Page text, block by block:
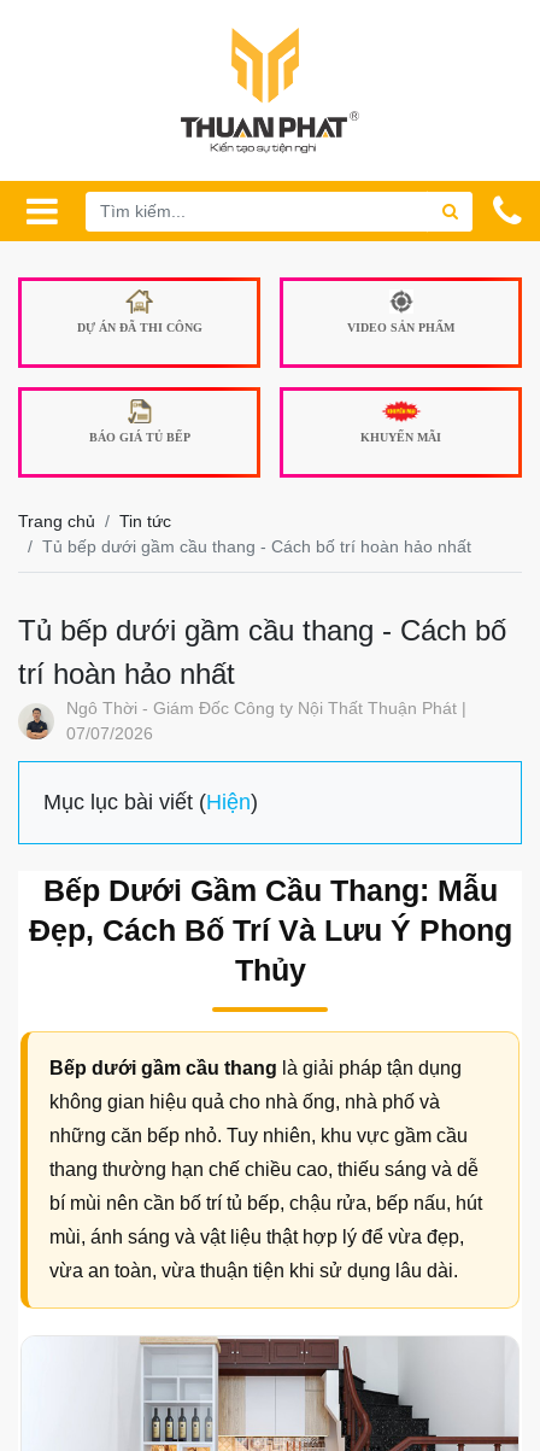
DỰ ÁN ĐÃ THI CÔNG VIDEO SẢN PHẨM
BÁO GIÁ TỦ BẾP KHUYẾN MÃI
Trang chủ
Tin tức
Tủ bếp dưới gầm cầu thang - Cách bố trí hoàn hảo nhất
Tủ bếp dưới gầm cầu thang - Cách bố
trí hoàn hảo nhất
Ngô Thời - Giám Đốc Công ty Nội Thất Thuận Phát |
07/07/2026
Mục lục bài viết (Hiện)
Bếp Dưới Gầm Cầu Thang: Mẫu
Đẹp, Cách Bố Trí Và Lưu Ý Phong
Thủy
Bếp dưới gầm cầu thang là giải pháp tận dụng
không gian hiệu quả cho nhà ống, nhà phố và
những căn bếp nhỏ. Tuy nhiên, khu vực gầm cầu
thang thường hạn chế chiều cao, thiếu sáng và dễ
bí mùi nên cần bố trí tủ bếp, chậu rửa, bếp nấu, hút
mùi, ánh sáng và vật liệu thật hợp lý để vừa đẹp,
vừa an toàn, vừa thuận tiện khi sử dụng lâu dài.